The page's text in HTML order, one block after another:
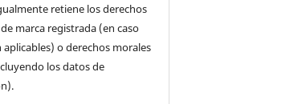
retiene los derechos
marca registrada (en caso
aplicables) o derechos morales
los datos de